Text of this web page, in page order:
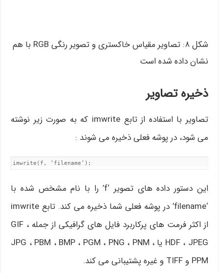
شکل ۸: تصاویر مقیاس خاکستری و تصویر رنگی RGB با هم
نشان داده شده است
ذخیره تصاویر
تصاویر با استفاده از تابع imwrite که به صورت زیر نوشته
می شود، در پوشه فعلی ذخیره می شوند :
imwrite(f, ‘filename’);
این دستور داده های تصویر ‘f’ را با نام مشخص شده با
‘filename’ در پوشه فعلی شما ذخیره می کند. تابع imwrite
از اکثر فرمت های پرکاربرد فایل های گرافیکی از جمله GIF ،
HDF ، JPEG یا JPG ، PBM ، BMP ، PGM ، PNG ، PNM ،
PPM و TIFF و غیره پشتیبانی می کند.